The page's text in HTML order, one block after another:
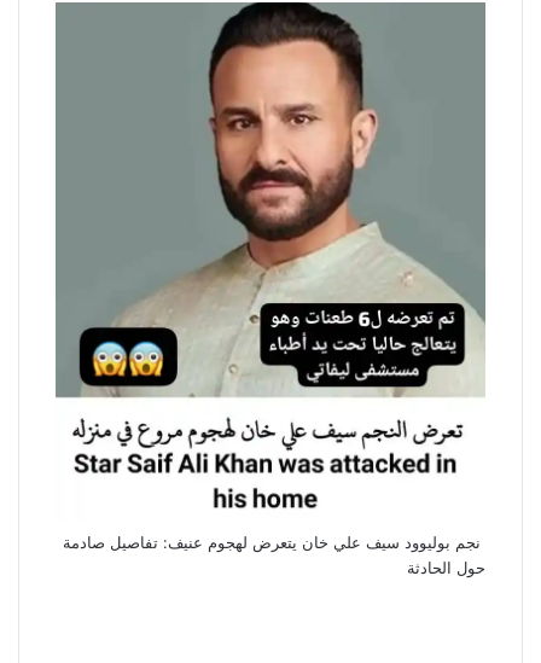
نجم بوليوود سيف علي خان يتعرض لهجوم عنيف: تفاصيل صادمة
حول الحادثة